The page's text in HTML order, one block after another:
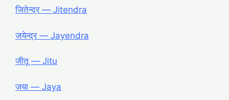
जितेन्द्र ― Jitendra
जयेन्द्र ― Jayendra
जीतू ― Jitu
जया ― Jaya